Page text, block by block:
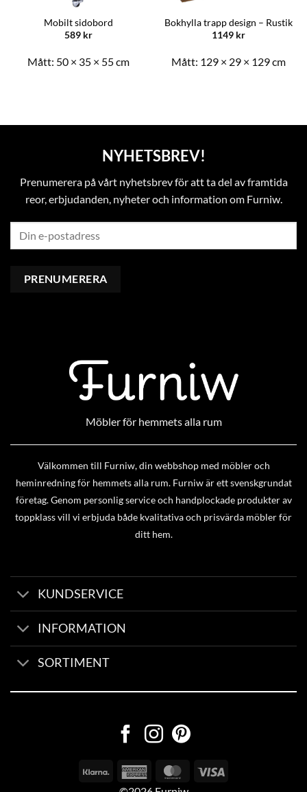
Mobilt sidobord
589 kr
Mått: 50 × 35 × 55 cm
Bokhylla trapp design – Rustik
1149 kr
Mått: 129 × 29 × 129 cm
NYHETSBREV!
Prenumerera på vårt nyhetsbrev för att ta del av framtida
reor, erbjudanden, nyheter och information om Furniw.
Möbler för hemmets alla rum
Välkommen till Furniw, din webbshop med möbler och
heminredning för hemmets alla rum. Furniw är ett svenskgrundat
företag. Genom personlig service och handplockade produkter av
toppklass vill vi erbjuda både kvalitativa och prisvärda möbler för
ditt hem.
KUNDSERVICE
INFORMATION
SORTIMENT